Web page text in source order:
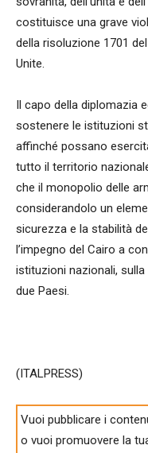
costituisce una grave
della risoluzione 1701
Unite.
Il capo della diplomazia
sostenere le istituzioni
affinché possano
tutto il territorio
che il monopolio delle
considerandolo un
sicurezza e la stabilità
l’impegno del Cairo a
istituzioni nazionali,
due Paesi.
(ITALPRESS)
Vuoi pubblicare i
o vuoi promuovere la